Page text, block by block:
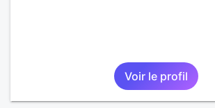
Voir le profil